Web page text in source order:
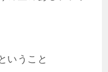
いうこと